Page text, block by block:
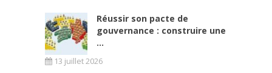
Réussir son pacte de
gouvernance : construire une
...
13 juillet 2026